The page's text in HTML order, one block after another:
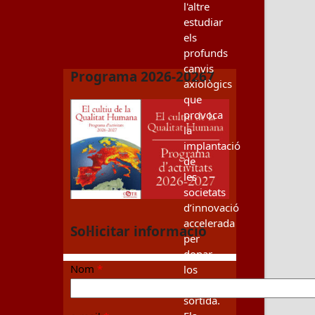
Programa 2026-20267
Sol·licitar informació
Nom *
l'altre
estudiar
els
profunds
canvis
axiològics
que
provoca
la
implantació
de
les
societats
d’innovació
accelerada
per
donar-
los
sortida.